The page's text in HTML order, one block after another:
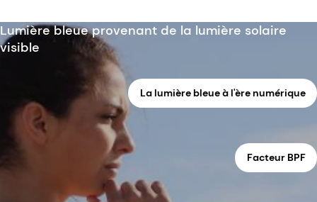
Lumière bleue provenant de la lumière solaire
visible
La lumière bleue à l'ère numérique
Facteur BPF